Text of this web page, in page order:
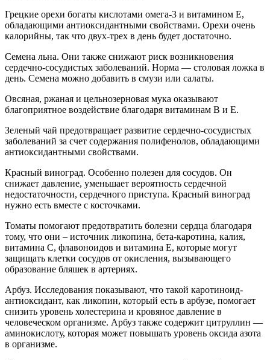
Грецкие орехи богаты кислотами омега-3 и витамином Е,
обладающими антиоксидантными свойствами. Орехи очень
калорийны, так что двух-трех в день будет достаточно.
Семена льна. Они также снижают риск возникновения
сердечно-сосудистых заболеваний. Норма — столовая ложка в
день. Семена можно добавить в смузи или салаты.
Овсяная, ржаная и цельнозерновая мука оказывают
благоприятное воздействие благодаря витаминам В и Е.
Зеленый чай предотвращает развитие сердечно-сосудистых
заболеваний за счет содержания полифенолов, обладающими
антиоксидантными свойствами.
Красный виноград. Особенно полезен для сосудов. Он
снижает давление, уменьшает вероятность сердечной
недостаточности, сердечного приступа. Красный виноград
нужно есть вместе с косточками.
Томаты помогают предотвратить болезни сердца благодаря
тому, что они – источник ликопина, бета-каротина, калия,
витамина С, флавоноидов и витамина Е, которые могут
защищать клетки сосудов от окисления, вызывающего
образование бляшек в артериях.
Арбуз. Исследования показывают, что такой каротиноид-
антиоксидант, как ликопин, который есть в арбузе, помогает
снизить уровень холестерина и кровяное давление в
человеческом организме. Арбуз также содержит цитруллин —
аминокислоту, которая может повышать уровень оксида азота
в организме.